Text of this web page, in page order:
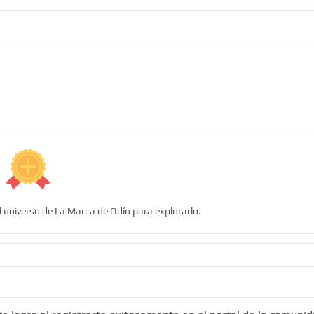
de La Marca de Odín para explorarlo.